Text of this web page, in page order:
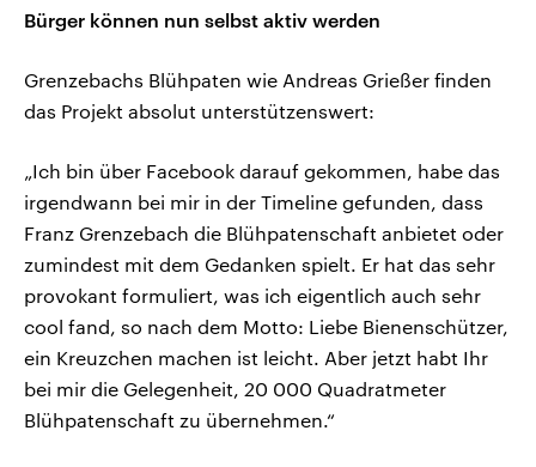
Bürger können nun selbst aktiv werden
Grenzebachs Blühpaten wie Andreas Grießer finden
das Projekt absolut unterstützenswert:
„Ich bin über Facebook darauf gekommen, habe das
irgendwann bei mir in der Timeline gefunden, dass
Franz Grenzebach die Blühpatenschaft anbietet oder
zumindest mit dem Gedanken spielt. Er hat das sehr
provokant formuliert, was ich eigentlich auch sehr
cool fand, so nach dem Motto: Liebe Bienenschützer,
ein Kreuzchen machen ist leicht. Aber jetzt habt Ihr
bei mir die Gelegenheit, 20 000 Quadratmeter
Blühpatenschaft zu übernehmen.“